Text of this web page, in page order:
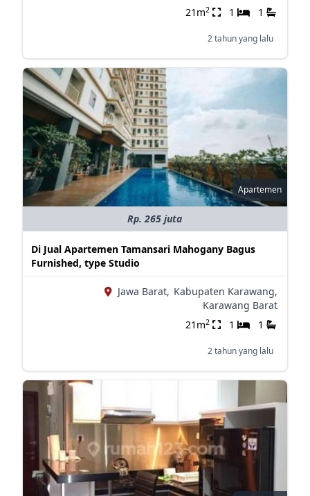
21m2 1 1
2 tahun yang lalu
Apartemen
Rp. 265 juta
Di Jual Apartemen Tamansari Mahogany Bagus
Furnished, type Studio
Jawa Barat, Kabupaten Karawang,
Karawang Barat
21m2 1 1
2 tahun yang lalu